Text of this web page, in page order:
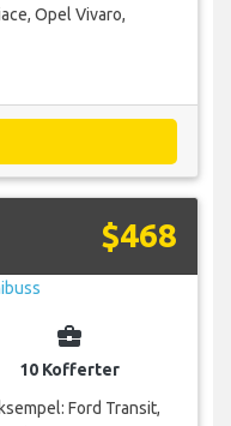
Opel Vivaro,
$468
business_center
10 Kofferter
Ford Transit,